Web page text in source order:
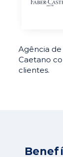
Agência
Caetano
clientes.